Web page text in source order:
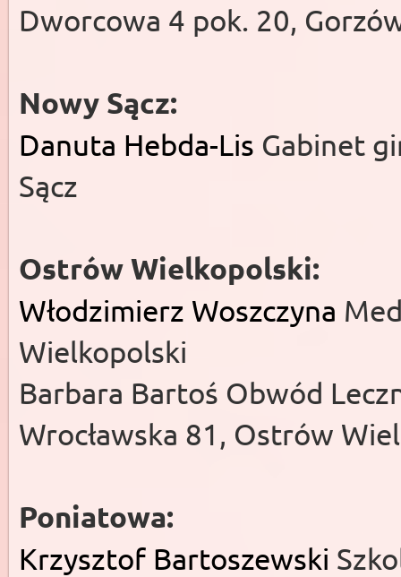
Dworcowa 4 pok. 20,
Nowy Sącz:
Danuta Hebda-Lis Gabinet
Sącz
Ostrów Wielkopolski:
Włodzimierz Woszczyna
Wielkopolski
Barbara Bartoś Obwód
Wrocławska 81, Ostrów
Poniatowa:
Krzysztof Bartoszewski